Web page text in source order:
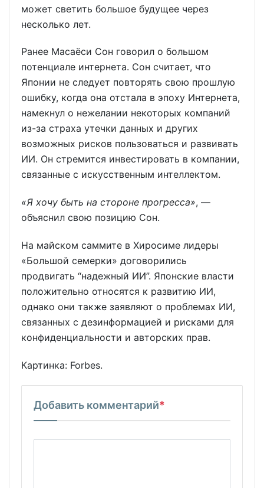
может светить большое будущее через
несколько лет.
Ранее Масаёси Сон говорил о большом
потенциале интернета. Сон считает, что
Японии не следует повторять свою прошлую
ошибку, когда она отстала в эпоху Интернета,
намекнул о нежелании некоторых компаний
из-за страха утечки данных и других
возможных рисков пользоваться и развивать
ИИ. Он стремится инвестировать в компании,
связанные с искусственным интеллектом.
«Я хочу быть на стороне прогресса», —
объяснил свою позицию Сон.
На майском саммите в Хиросиме лидеры
«Большой семерки» договорились
продвигать “надежный ИИ”. Японские власти
положительно относятся к развитию ИИ,
однако они также заявляют о проблемах ИИ,
связанных с дезинформацией и рисками для
конфиденциальности и авторских прав.
Картинка: Forbes.
Добавить комментарий*